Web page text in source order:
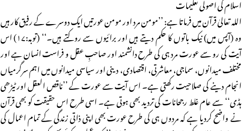
اللہ تعالیٰ قرآن میں فرماتا ہے: ’’مومن مرد اور مومن عورتیں ایک دوسرے کے رفیق کار ہیں
وہ (آپس میں) نیک باتوں کا حکم دیتے ہیں اور برائیوں سے روکتے ہیں۔‘‘ (توبہ:۱۷) اس
آیت کی رو سے عورت مرد ہی کی طرح دانشمند اور صاحبِ عقل و فراست انسان ہے اور
مختلف میدانوں، سماجی، معاشرتی، اقتصادی، دینی اور سیاسی میدانوں میں اہم سرگرمیاں
انجام دینے کی صلاحیت رکھتی ہے۔ اس آیت سے عورت کے ’’ناقص العقل اور ٹیڑھی
ہڈی‘‘ سے عام غلط رجحانات کی تردید بھی ہوتی ہے۔ اسی طرح اس حقیقت کو بھی قرآن
نے واضح کردیا ہے کہ مردوں ہی کی طرح عورت بھی اپنی ذاتی زندگی کے تمام اعمال کی